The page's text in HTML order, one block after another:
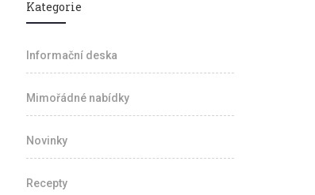
Kategorie
Informační deska
Mimořádné nabídky
Novinky
Recepty